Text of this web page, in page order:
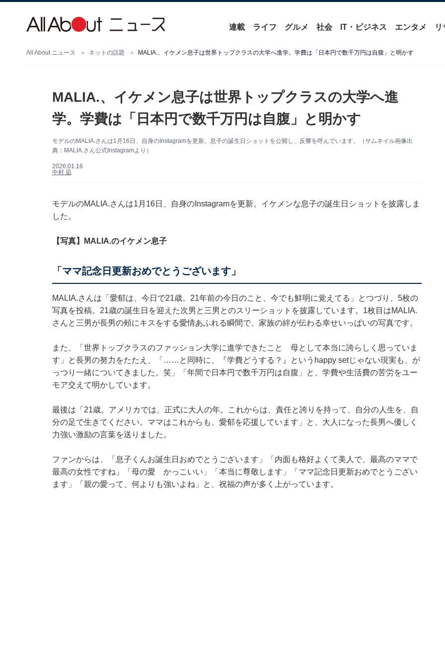
連載 ライフ グルメ 社会 IT・ビジネス エンタメ リ
All About ニュース ネットの話題 MALIA.、イケメン息子は世界トップクラスの大学へ進学。学費は「日本円で数千万円は自腹」と明かす
MALIA.、イケメン息子は世界トップクラスの大学へ進
学。学費は「日本円で数千万円は自腹」と明かす
モデルのMALIA.さんは1月16日、自身のInstagramを更新。息子の誕生日ショットを公開し、反響を呼んでいます。（サムネイル画像出
典：MALIA.さん公式Instagramより）
2026.01.16
中村 凪
モデルのMALIA.さんは1月16日、自身のInstagramを更新。イケメンな息子の誕生日ショットを披露しま
した。
【写真】MALIA.のイケメン息子
「ママ記念日更新おめでとうございます」
MALIA.さんは「愛郁は、今日で21歳。21年前の今日のこと、今でも鮮明に覚えてる」とつづり、5枚の
写真を投稿。21歳の誕生日を迎えた次男と三男とのスリーショットを披露しています。1枚目はMALIA.
さんと三男が長男の頰にキスをする愛情あふれる瞬間で、家族の絆が伝わる幸せいっぱいの写真です。
また、「世界トップクラスのファッション大学に進学できたこと 母として本当に誇らしく思っていま
す」と長男の努力をたたえ、「……と同時に、『学費どうする？』というhappy setじゃない現実も、が
っつり一緒についてきました。笑」「年間で日本円で数千万円は自腹」と、学費や生活費の苦労をユー
モア交えて明かしています。
最後は「21歳。アメリカでは、正式に大人の年。これからは、責任と誇りを持って、自分の人生を、自
分の足で生きてください。ママはこれからも、愛郁を応援しています」と、大人になった長男へ優しく
力強い激励の言葉を送りました。
ファンからは、「息子くんお誕生日おめでとうございます」「内面も格好よくて美人で、最高のママで
最高の女性ですね」「母の愛 かっこいい」「本当に尊敬します」「ママ記念日更新おめでとうござい
ます」「親の愛って、何よりも強いよね」と、祝福の声が多く上がっています。